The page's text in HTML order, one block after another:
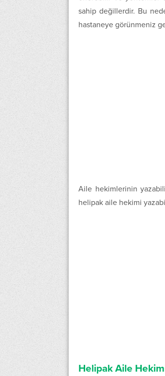
sahip değillerdir. Bu
hastaneye görünmeniz
Aile hekimlerinin
helipak aile hekimi
Helipak Aile